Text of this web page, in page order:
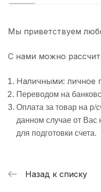
Мы приветствуем
С нами можно
Наличными: личное
Переводом на
Оплата за товар на р/
данном случае от Вас
для подготовки счета.
Назад к списку